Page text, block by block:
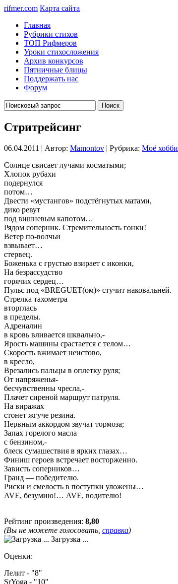
rifmer.com Карта сайта
Главная
Рубрики стихов
ТОП Рифмеров
Уроки стихосложения
Архив конкурсов
Пятничные блицы
Поддержать нас
Форум
Стритрейсинг
06.04.2011 | Автор: Mamontov | Рубрика: Моё хобби
Солнце свисает лучами косматыми;
Хлопок рубахи
подернулся
потом…
Двести «мустангов» подстёгнутых матами,
дико ревут
под вишневым капотом…
Рядом соперник. Стремительность гонки!
Ветер по-волчьи
взвывает…
стервец.
Боженька с грустью взирает с иконки,
На безрассудство
горячих сердец…
Пульс под «BREGUET(ом)» стучит наковальней.
Стрелка тахометра
вторглась
в пределы.
Адреналин
в кровь вливается шквально,-
Ярость машины срастается с телом…
Скорость вжимает неистово,
в кресло,
Врезались пальцы в оплетку руля;
От напряженья-
бесчувственны чресла,-
Плачет сиреной маршрут патруля.
На виражах
стонет жгуче резина.
Нервным аккордом звучат тормоза;
Запах горелого масла
с бензином,-
блеск сумашествия в ярких глазах…
Финиш героев встречает восторженно.
Зависть соперников…
Гранд — победителю.
Риски и смелость в поступки уложены…
AVE, безумию!… AVE, водителю!
Рейтинг произведения: 8,80
(Вы не можете голосовать, справка)
Загрузка ...
Оценки:
Лелит - "8"
SrYoga - "10"